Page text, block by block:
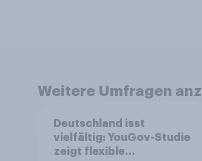
Weitere Umfragen
Deutschland isst
vielfältig: YouGov-Studie
zeigt flexible